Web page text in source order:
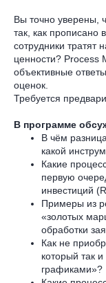
Вы точно уверены,
так, как прописано
сотрудники тратят
ценности? Process
объективные
оценок.
Требуется
В программе
В чём
какой
Какие
первую
инвестиций
Примеры из
«золотых
обработки
Как не
который так
графиками»?